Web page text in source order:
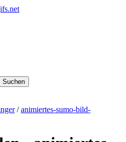
Suchen
/animiertes-sumo-bild-